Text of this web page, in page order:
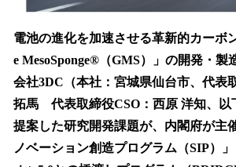
す
電池の進化を加速させる革新的カーボ
e MesoSponge®（GMS）」の開発・製
会社3DC（本社：宮城県仙台市、代表
拓馬 代表取締役CSO：西原 洋知、以
提案した研究開発課題が、内閣府が主
ノベーション創造プログラム（SIP）